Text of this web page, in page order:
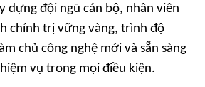
dựng đội ngũ cán bộ, nhân viên
chính trị vững vàng, trình độ
chủ công nghệ mới và sẵn sàng
vụ trong mọi điều kiện.